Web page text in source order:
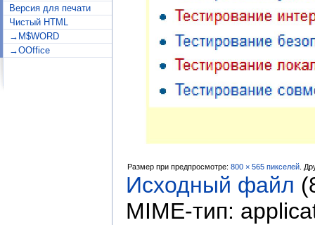
Версия для печати
Чистый HTML
→M$WORD
→OOffice
Размер при предпросмотре: 800 × 565 пикселей
Исходный файл
MIME-тип: